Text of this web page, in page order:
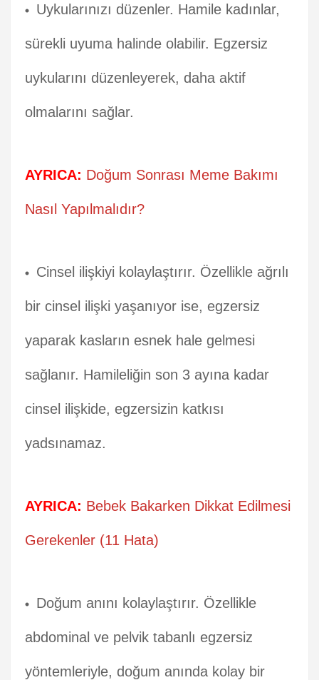
Uykularınızı düzenler. Hamile kadınlar,
sürekli uyuma halinde olabilir. Egzersiz
uykularını düzenleyerek, daha aktif
olmalarını sağlar.
AYRICA: Doğum Sonrası Meme Bakımı
Nasıl Yapılmalıdır?
Cinsel ilişkiyi kolaylaştırır. Özellikle ağrılı
bir cinsel ilişki yaşanıyor ise, egzersiz
yaparak kasların esnek hale gelmesi
sağlanır. Hamileliğin son 3 ayına kadar
cinsel ilişkide, egzersizin katkısı
yadsınamaz.
AYRICA: Bebek Bakarken Dikkat Edilmesi
Gerekenler (11 Hata)
Doğum anını kolaylaştırır. Özellikle
abdominal ve pelvik tabanlı egzersiz
yöntemleriyle, doğum anında kolay bir